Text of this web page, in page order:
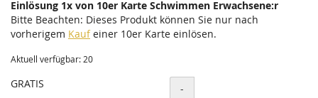
Einlösung 1x von 10er Karte Schwimmen Erwachsene:r
Bitte Beachten: Dieses Produkt können Sie nur nach
vorherigem Kaufeiner 10er Karte einlösen.
Aktuell verfügbar: 20
GRATIS Menge
-